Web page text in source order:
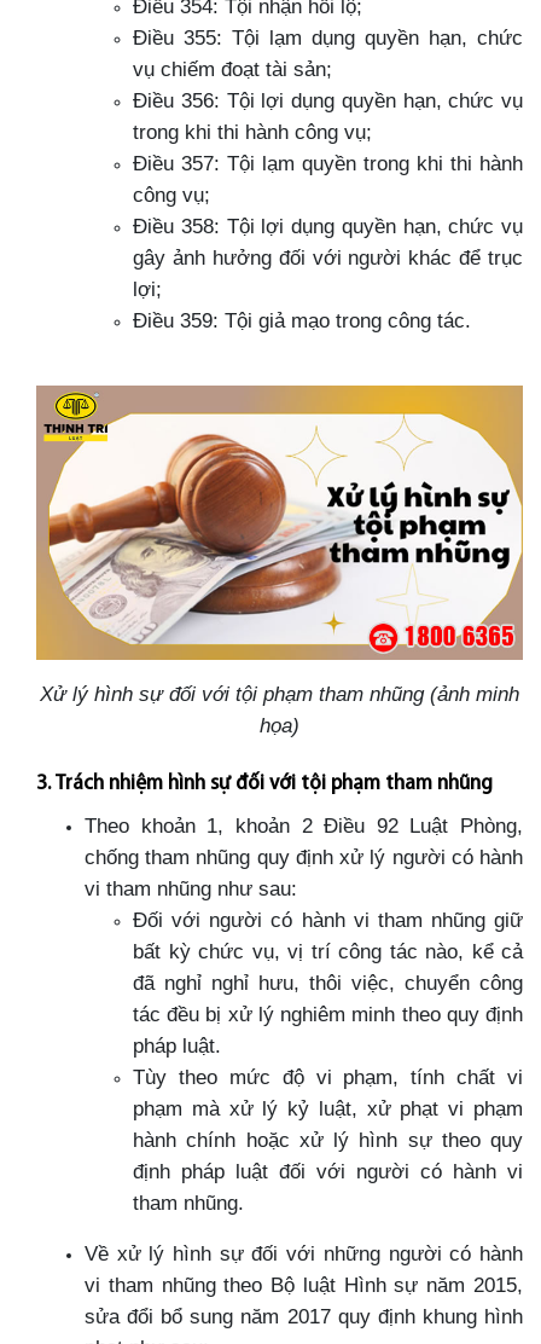
Điều 354: Tội nhận hối lộ;
Điều 355: Tội lạm dụng quyền hạn, chức
vụ chiếm đoạt tài sản;
Điều 356: Tội lợi dụng quyền hạn, chức vụ
trong khi thi hành công vụ;
Điều 357: Tội lạm quyền trong khi thi hành
công vụ;
Điều 358: Tội lợi dụng quyền hạn, chức vụ
gây ảnh hưởng đối với người khác để trục
lợi;
Điều 359: Tội giả mạo trong công tác.
Xử lý hình sự đối với tội phạm tham nhũng (ảnh minh
họa)
3. Trách nhiệm hình sự đối với tội phạm tham nhũng
Theo khoản 1, khoản 2 Điều 92 Luật Phòng,
chống tham nhũng quy định xử lý người có hành
vi tham nhũng như sau:
Đối với người có hành vi tham nhũng giữ
bất kỳ chức vụ, vị trí công tác nào, kể cả
đã nghỉ nghỉ hưu, thôi việc, chuyển công
tác đều bị xử lý nghiêm minh theo quy định
pháp luật.
Tùy theo mức độ vi phạm, tính chất vi
phạm mà xử lý kỷ luật, xử phạt vi phạm
hành chính hoặc xử lý hình sự theo quy
định pháp luật đối với người có hành vi
tham nhũng.
Về xử lý hình sự đối với những người có hành
vi tham nhũng theo Bộ luật Hình sự năm 2015,
sửa đổi bổ sung năm 2017 quy định khung hình